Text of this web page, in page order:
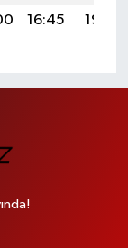
16:45 19:46